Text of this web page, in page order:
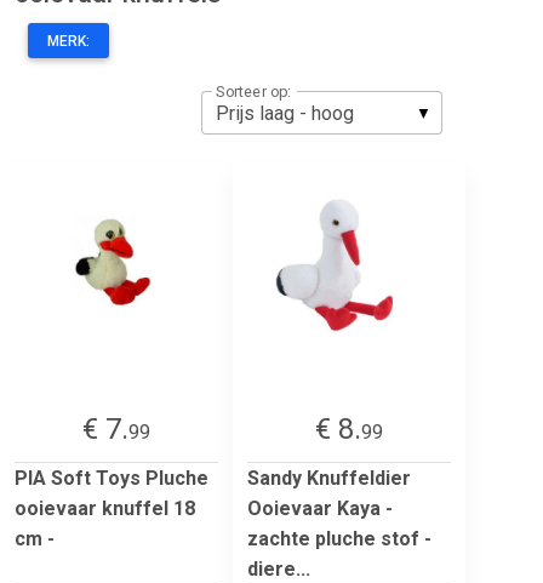
MERK:
Sorteer op:
€ 7.99
PIA Soft Toys Pluche
ooievaar knuffel 18
cm -
€ 8.99
Sandy Knuffeldier
Ooievaar Kaya -
zachte pluche stof -
diere...